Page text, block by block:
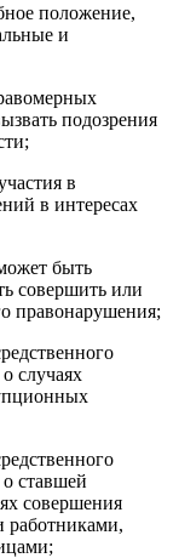
положение,
и
подозрения
в
в интересах
быть
совершить или
правонарушения;
случаях
ставшей
совершения
работниками,